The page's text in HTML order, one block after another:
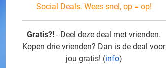
Social Deals. Wees snel, op = op!
Gratis?! - Deel deze deal met vrienden.
Kopen drie vrienden? Dan is de deal voor
jou gratis! (info)